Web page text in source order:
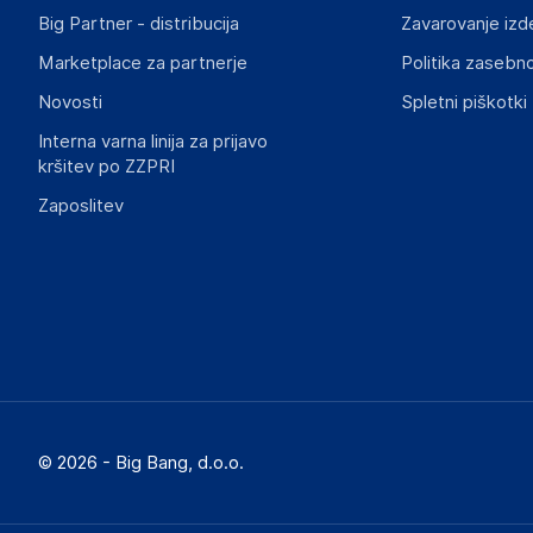
Slike o varnosti izdelka
Slike o varnosti izdelka vsebujejo opozorila na embalaži
Big Partner - distribucija
Marketplace za partnerje
Novosti
Interna varna linija za prijavo
kršitev po ZZPRI
Zaposlitev
Zavarovanje
Politika
Spletni piškotki
© 2026 - Big Bang, d.o.o.